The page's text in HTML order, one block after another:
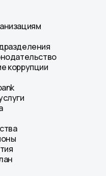
коррупции